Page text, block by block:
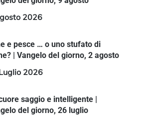
2026
e pesce … o uno stufato di
| Vangelo del giorno, 2 agosto
2026
saggio e intelligente |
del giorno, 26 luglio